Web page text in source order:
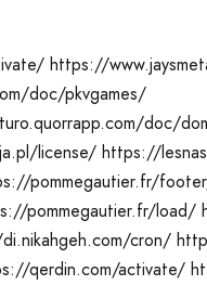
https://
doc/pkvgames/
doc/
license/ https://
pommegautier.fr/
pommegautier.fr/load/
cron/
qerdin.com/activate/